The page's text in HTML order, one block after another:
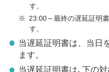
す。
※
23:00～最終の遅延証明
す。
当遅延証明書は、当日
ます。
当遅延証明書は､下の